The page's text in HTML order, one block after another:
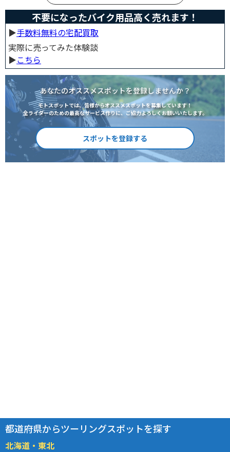
不要になったバイク用品高く売れます！
▶︎手数料無料の宅配買取
実際に売ってみた体験談
▶︎こちら
あなたのオススメスポットを登録しませんか？
モトスポットでは、皆様からオススメスポットを募集しています！
全ライダーのための最高なサービス作りに、ご協力よろしくお願いいたします。
スポットを登録する
都道府県からツーリングスポットを探す
北海道・東北